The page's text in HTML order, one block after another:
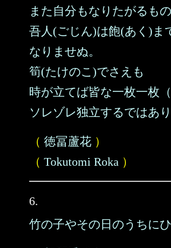
また自分もなりたがるも
吾人(ごじん)は飽(あく)ま
なりませぬ。
筍(たけのこ)でさえも
時が立てば皆な一枚一枚
ソレゾレ独立するではあり
（ 徳冨蘆花 ）
（ Tokutomi Roka ）
6.
竹の子やその日のうちに